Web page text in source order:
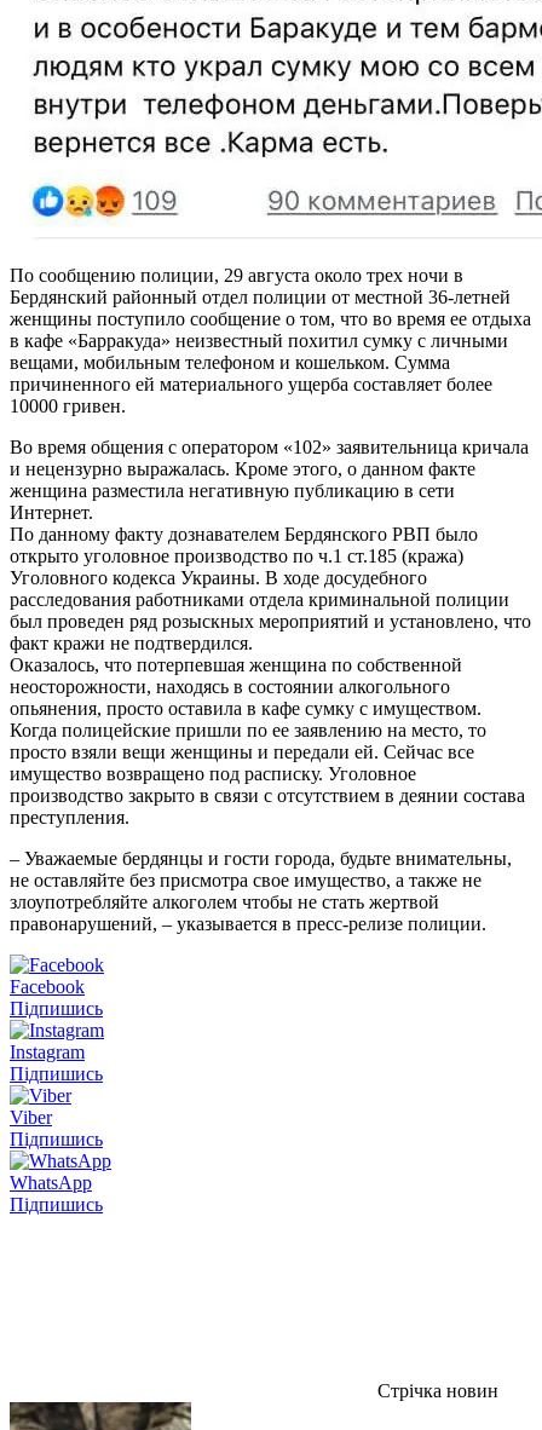
По сообщению полиции, 29 августа около трех ночи в
Бердянский районный отдел полиции от местной 36-летней
женщины поступило сообщение о том, что во время ее отдыха
в кафе «Барракуда» неизвестный похитил сумку с личными
вещами, мобильным телефоном и кошельком. Сумма
причиненного ей материального ущерба составляет более
10000 гривен.
Во время общения с оператором «102» заявительница кричала
и нецензурно выражалась. Кроме этого, о данном факте
женщина разместила негативную публикацию в сети
Интернет.
По данному факту дознавателем Бердянского РВП было
открыто уголовное производство по ч.1 ст.185 (кража)
Уголовного кодекса Украины. В ходе досудебного
расследования работниками отдела криминальной полиции
был проведен ряд розыскных мероприятий и установлено, что
факт кражи не подтвердился.
Оказалось, что потерпевшая женщина по собственной
неосторожности, находясь в состоянии алкогольного
опьянения, просто оставила в кафе сумку с имуществом.
Когда полицейские пришли по ее заявлению на место, то
просто взяли вещи женщины и передали ей. Сейчас все
имущество возвращено под расписку. Уголовное
производство закрыто в связи с отсутствием в деянии состава
преступления.
– Уважаемые бердянцы и гости города, будьте внимательны,
не оставляйте без присмотра свое имущество, а также не
злоупотребляйте алкоголем чтобы не стать жертвой
правонарушений, – указывается в пресс-релизе полиции.
Facebook
Підпишись
Instagram
Підпишись
Viber
Підпишись
WhatsApp
Підпишись
Стрічка новин